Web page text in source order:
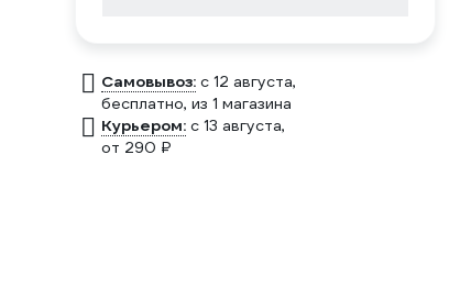
Самовывоз: c 12 августа,
бесплатно, из 1 магазина
Курьером: c 13 августа,
от 290 ₽